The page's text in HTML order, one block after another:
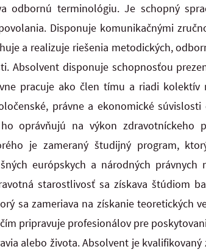
odbornú terminológiu. Je schopný
Disponuje komunikačnými
a realizuje riešenia metodických,
Absolvent disponuje schopnosťou
pracuje ako člen tímu a riadi kolektív
právne a ekonomické
oprávňujú na výkon zdravotníckeho
je zameraný študijný program,
európskych a národných právnych
starostlivosť sa získava štúdiom
sa zameriava na získanie teoretických
pripravuje profesionálov pre
alebo života. Absolvent je